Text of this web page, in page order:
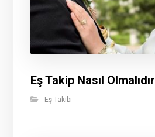
Eş Takip Nasıl Olmalıdır
Eş Takibi